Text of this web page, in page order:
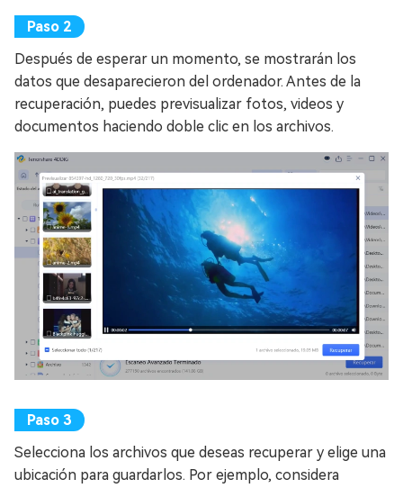
Después de esperar un momento, se mostrarán los
datos que desaparecieron del ordenador. Antes de la
recuperación, puedes previsualizar fotos, videos y
documentos haciendo doble clic en los archivos.
Selecciona los archivos que deseas recuperar y elige una
ubicación para guardarlos. Por ejemplo, considera